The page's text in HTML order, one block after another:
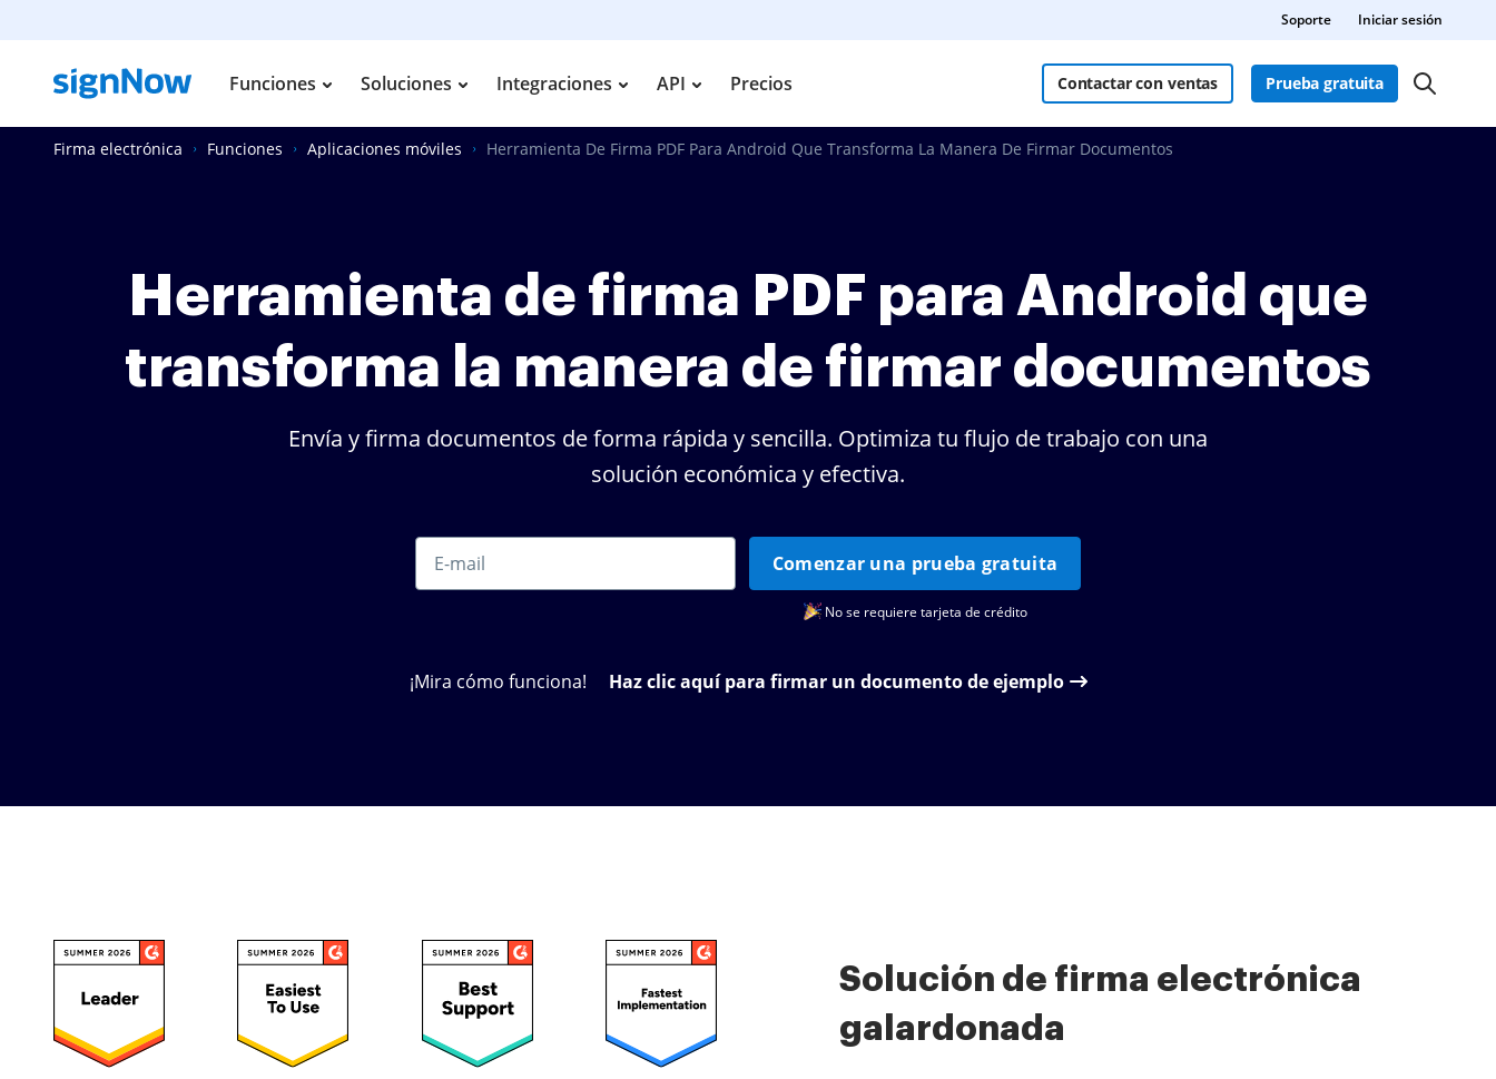
Soporte Iniciar sesión
Funciones Soluciones Integraciones API Precios Contactar con ventas Prueba gratuita
Firma electrónica Funciones Aplicaciones móviles Herramienta De Firma PDF Para Android Que Transforma La Manera De Firmar Documentos
Herramienta de firma PDF para Android que
transforma la manera de firmar documentos
Envía y firma documentos de forma rápida y sencilla. Optimiza tu flujo de trabajo con una
solución económica y efectiva.
Comenzar una prueba gratuita
No se requiere tarjeta de crédito
¡Mira cómo funciona! Haz clic aquí para firmar un documento de ejemplo
Solución de firma electrónica
galardonada